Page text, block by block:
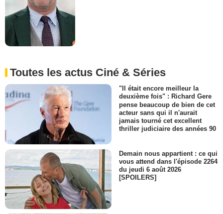
Toutes les actus Ciné & Séries
"Il était encore meilleur la
deuxième fois" : Richard Gere
pense beaucoup de bien de cet
acteur sans qui il n'aurait
jamais tourné cet excellent
thriller judiciaire des années 90
Demain nous appartient : ce qui
vous attend dans l'épisode 2264
du jeudi 6 août 2026
[SPOILERS]